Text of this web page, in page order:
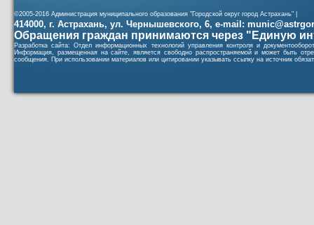
©2005-2016 Администрация муниципального образования "Городской округ город Астрахань" |
414000, г. Астрахань, ул. Чернышевского, 6, e-mail:
Обращения граждан принимаются через "Единую
Разработка сайта: Отдел информационных технологий управления контроля и
Информация, размещенная на сайте, является свободно распространяемой и может быть
сообщения. При использовании материалов или цитировании указывать ссылку на источник